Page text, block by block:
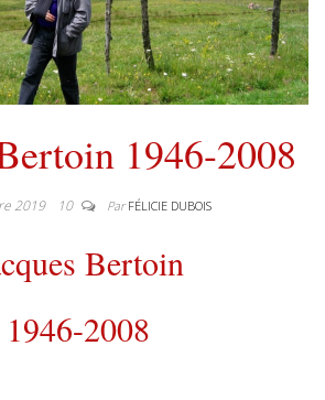
1946-2008
2019 10 ParFÉLICIE DUBOIS
Bertoin
1946-2008